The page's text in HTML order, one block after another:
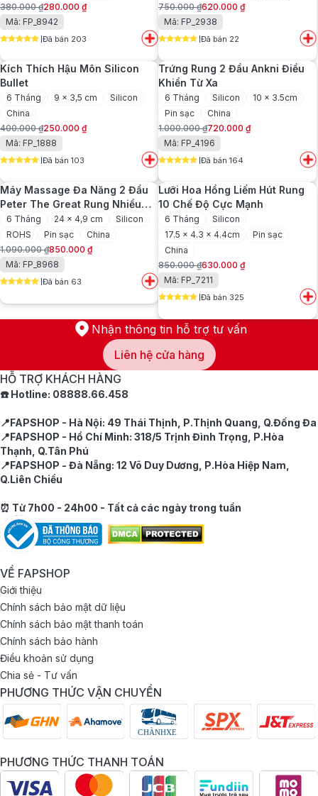
380.000₫
Giá
gốc
là:
380.000 ₫.
280.000 ₫
Giá
hiện
tại
là:
280.000 ₫.
Mã: FP_8942
Đã bán 203
750.000₫
Giá
gốc
là:
750.000 ₫.
620.000 ₫
Giá
hiện
tại
là:
620.000 ₫.
Mã: FP_2938
Đã bán 22
Kích Thích Hậu Môn Silicon
Bullet
6 Tháng 9 x 3,5 cm
Silicon
China
400.000₫
Giá
gốc
là:
400.000 ₫.
250.000 ₫
Giá
hiện
tại
là:
250.000 ₫.
Mã: FP_1888
Đã bán 103
Trứng Rung 2 Đầu Ankni Điều
Khiển Từ Xa
6 Tháng Silicon
10 x 3.5cm
Pin sạc
China
1.000.000₫
Giá
gốc
là:
1.000.000 ₫.
720.000 ₫
Giá
hiện
tại
là:
720.000 ₫.
Mã: FP_4196
Đã bán 164
Máy Massage Đa Năng 2 Đầu
Peter The Great Rung Nhiều
Chế Độ
6 Tháng 24 x 4,9 cm
Silicon
ROHS
Pin sạc
China
1.090.000₫
Giá
gốc
là:
1.090.000 ₫.
850.000 ₫
Giá
hiện
tại
là:
Mã: FP_8968
Đã bán 63
Lưỡi Hoa Hồng Liếm Hút Rung
10 Chế Độ Cực Mạnh
6 Tháng
Silicon
17.5 x 4.3 x 4.4cm
Pin sạc
China
850.000₫
Giá
gốc
là:
850.000 ₫.
630.000 ₫
Giá
hiện
tại
là:
630.000 ₫.
Mã: FP_7211
Đã bán 325
Nhận thông tin hỗ trợ tư vấn
Liên hệ cửa hàng
HỖ TRỢ KHÁCH HÀNG
☎️ Hotline: 08888.66.458
📍FAPSHOP - Hà Nội: 49 Thái Thịnh, P.Thịnh Quang, Q.Đống Đa
📍FAPSHOP - Hồ Chí Minh: 318/5 Trịnh Đình Trọng, P.Hòa
Thạnh, Q.Tân Phú
📍FAPSHOP - Đà Nẵng: 12 Võ Duy Dương, P.Hòa Hiệp Nam,
Q.Liên Chiểu
⏰ Từ 7h00 - 24h00 - Tất cả các ngày trong tuần
VỀ FAPSHOP
Giới thiệu
Chính sách bảo mật dữ liệu
Chính sách bảo mật thanh toán
Chính sách bảo hành
Điều khoản sử dụng
Chia sẻ - Tư vấn
PHƯƠNG THỨC VẬN CHUYỂN
PHƯƠNG THỨC THANH TOÁN